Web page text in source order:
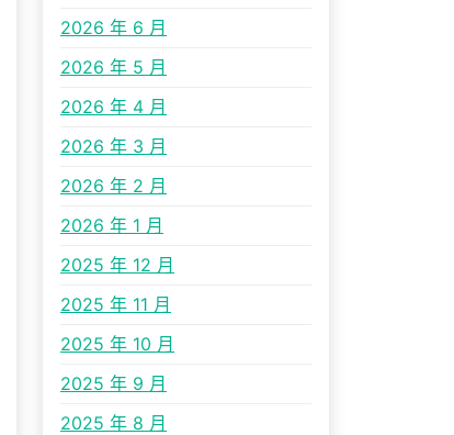
2026 年 6 月
2026 年 5 月
2026 年 4 月
2026 年 3 月
2026 年 2 月
2026 年 1 月
2025 年 12 月
2025 年 11 月
2025 年 10 月
2025 年 9 月
2025 年 8 月